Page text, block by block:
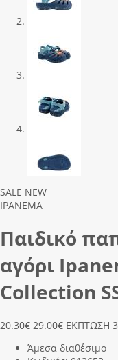
Previous
Next
SALE NEW
IPANEMA
Παιδικό
αγόρι
Collection
20.30€ 29.00€ ΕΚΠΤΩΣΗ
Άμεσα διαθέσιμο